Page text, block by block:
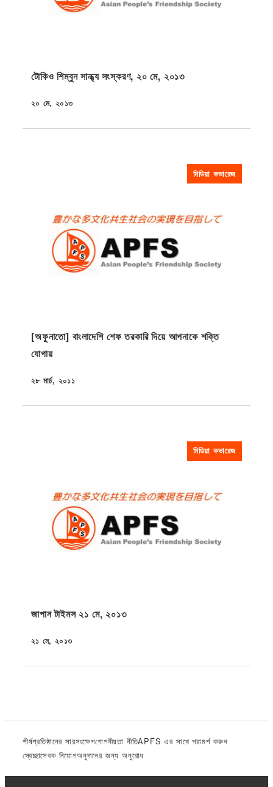
টোকিও শিম্বুন সান্ধ্য সংস্করণ, ২০ মে, ২০১৩
প্রকাশিত
২০ মে, ২০১৩
মিডিয়া কভারেজ
[অফুনাতো] বাংলাদেশি শেফ তরকারি দিয়ে আপনাকে শক্তি
যোগায়
প্রকাশিত
২৮ মার্চ, ২০১১
মিডিয়া কভারেজ
জাপান টাইমস ২১ মে, ২০১৩
প্রকাশিত
২১ মে, ২০১৩
শীর্ষপ্রতিষ্ঠানের সারসংক্ষেপগোপনীয়তা নীতিAPFS এর সাথে পরামর্শ করুন
স্বেচ্ছাসেবক নিয়োগঅনুদানের জন্য অনুরোধ